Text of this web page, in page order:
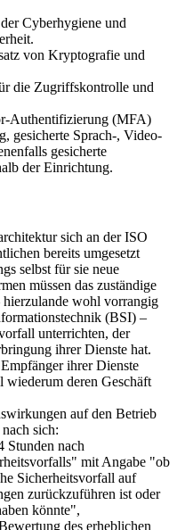
Cyberhygiene und
von Kryptografie und
die Zugriffskontrolle und
Authentifizierung (MFA)
gesicherte Sprach-, Video-
gesicherte
der Einrichtung.
sich an der ISO
bereits umgesetzt
selbst für sie neue
müssen das zuständige
wohl vorrangig
(BSI) –
unterrichten, der
ihrer Dienste hat.
ihrer Dienste
deren Geschäft
auf den Betrieb
sich:
Stunden nach
mit Angabe "ob
Sicherheitsvorfall auf
zurückzuführen ist oder
könnte",
des erheblichen